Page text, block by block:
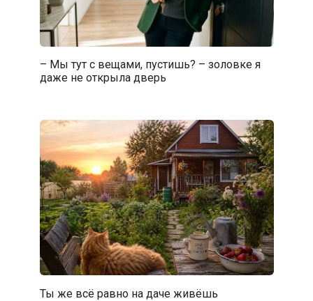
– Мы тут с вещами, пустишь? – золовке я
даже не открыла дверь
Ты же всё равно на даче живёшь